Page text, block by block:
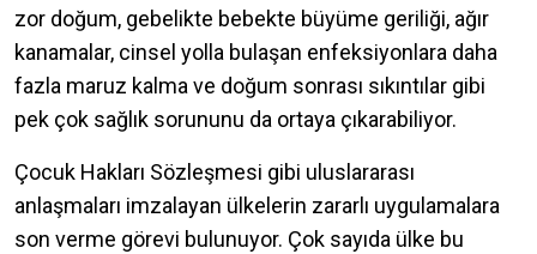
zor doğum, gebelikte bebekte büyüme geriliği, ağır
kanamalar, cinsel yolla bulaşan enfeksiyonlara daha
fazla maruz kalma ve doğum sonrası sıkıntılar gibi
pek çok sağlık sorununu da ortaya çıkarabiliyor.
Çocuk Hakları Sözleşmesi gibi uluslararası
anlaşmaları imzalayan ülkelerin zararlı uygulamalara
son verme görevi bulunuyor. Çok sayıda ülke bu